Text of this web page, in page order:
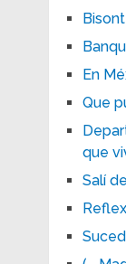
En
Que
que
Salí